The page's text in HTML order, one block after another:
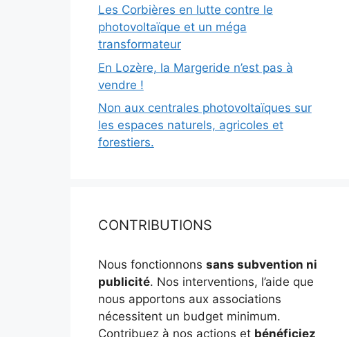
Les Corbières en lutte contre le
photovoltaïque et un méga
transformateur
En Lozère, la Margeride n’est pas à
vendre !
Non aux centrales photovoltaïques sur
les espaces naturels, agricoles et
forestiers.
CONTRIBUTIONS
Nous fonctionnons sans subvention ni
publicité. Nos interventions, l’aide que
nous apportons aux associations
nécessitent un budget minimum.
Contribuez à nos actions et bénéficiez